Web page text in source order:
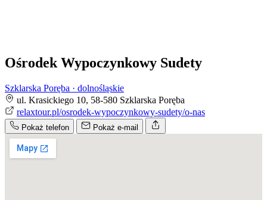
Ośrodek Wypoczynkowy Sudety
Szklarska Poręba · dolnośląskie
ul. Krasickiego 10, 58-580 Szklarska Poręba
relaxtour.pl/osrodek-wypoczynkowy-sudety/o-nas
Pokaż telefon Pokaż e-mail